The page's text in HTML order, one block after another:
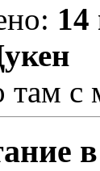
14
там с
в